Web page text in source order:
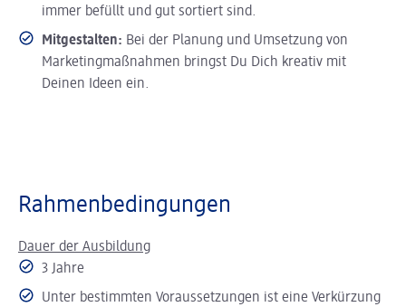
immer befüllt und gut sortiert sind.
Mitgestalten: Bei der Planung und Umsetzung von
Marketingmaßnahmen bringst Du Dich kreativ mit
Deinen Ideen ein.
Rahmenbedingungen
Dauer der Ausbildung
3 Jahre
Unter bestimmten Voraussetzungen ist eine Verkürzung